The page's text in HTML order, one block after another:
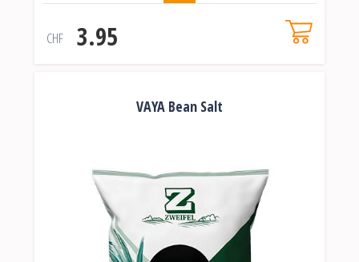
CHF 3.95
VAYA Bean Salt